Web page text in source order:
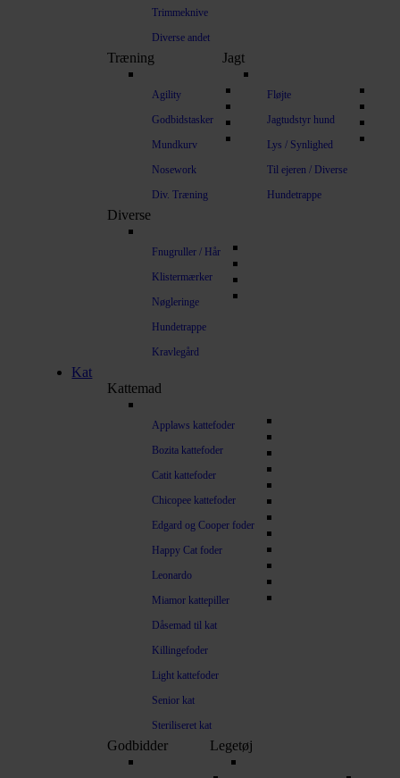
Trimmeknive
Diverse andet
Træning
Agility
Godbidstasker
Mundkurv
Nosework
Div. Træning
Jagt
Fløjte
Jagtudstyr hund
Lys / Synlighed
Til ejeren / Diverse
Hundetrappe
Diverse
Fnugruller / Hår
Klistermærker
Nøgleringe
Hundetrappe
Kravlegård
Kat
Kattemad
Applaws kattefoder
Bozita kattefoder
Catit kattefoder
Chicopee kattefoder
Edgard og Cooper foder
Happy Cat foder
Leonardo
Miamor kattepiller
Dåsemad til kat
Killingefoder
Light kattefoder
Senior kat
Steriliseret kat
Godbidder Legetøj